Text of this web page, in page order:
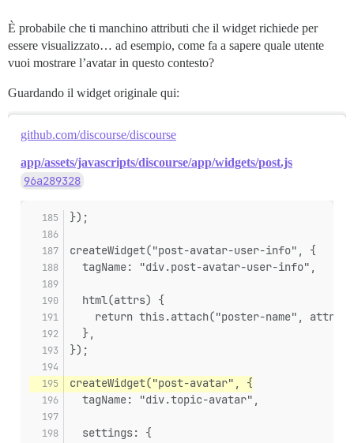
È probabile che ti manchino attributi che il widget richiede per
essere visualizzato… ad esempio, come fa a sapere quale utente
vuoi mostrare l’avatar in questo contesto?
Guardando il widget originale qui:
github.com/discourse/discourse
app/assets/javascripts/discourse/app/widgets/post.js
96a289328
});
createWidget("post-avatar-user-info", {
  tagName: "div.post-avatar-user-info",
  html(attrs) {
    return this.attach("poster-name", attrs);
  },
});
createWidget("post-avatar", {
  tagName: "div.topic-avatar",
  settings: {